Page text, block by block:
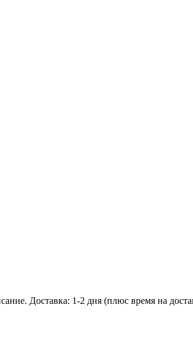
Доставка: 1-2 дня (плюс время на